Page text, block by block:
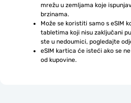
mrežu u zemljama koje
brzinama.
Može se koristiti samo s eSIM
tabletima koji nisu zaključani
ste u nedoumici, pogledajte
eSIM kartica će isteći ako se
od kupovine.